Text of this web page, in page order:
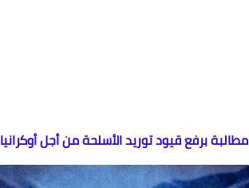
مطالبة برفع قيود توريد الأسلحة من أجل أوكرانيا